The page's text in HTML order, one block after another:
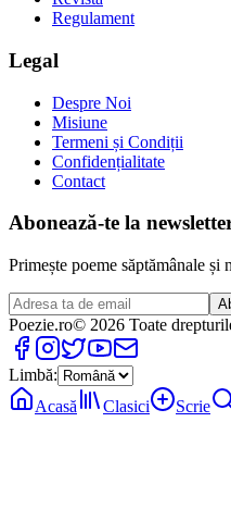
Regulament
Legal
Despre Noi
Misiune
Termeni și Condiții
Confidențialitate
Contact
Abonează-te la
Primește poeme săptămânale și
Poezie.ro© 2026 Toate
Limbă:
Acasă
Clasici Scrie